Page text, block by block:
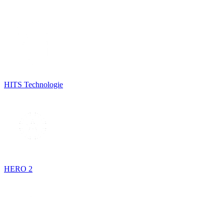
HITS Technologie
HERO 2